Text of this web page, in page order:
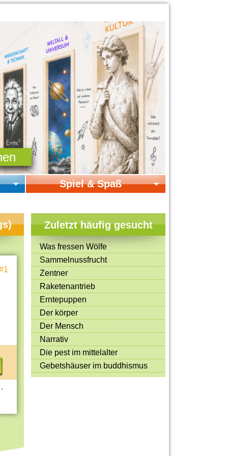
Spiel & Spaß
Online-Spiele
Mitmachen & Kreatives
Bücher & Filme
Quiz-Spiele
Spiele & Ideen
Jugendreporter
Rezeptideen
Game-Tests
Reisen, Events & Sport
E-Cards
-
Zuletzt häufig gesucht
Was fressen Wölfe
Sammelnussfrucht
Zentner
Raketenantrieb
Erntepuppen
Der körper
Der Mensch
Narrativ
Die pest im mittelalter
Gebetshäuser im buddhismus